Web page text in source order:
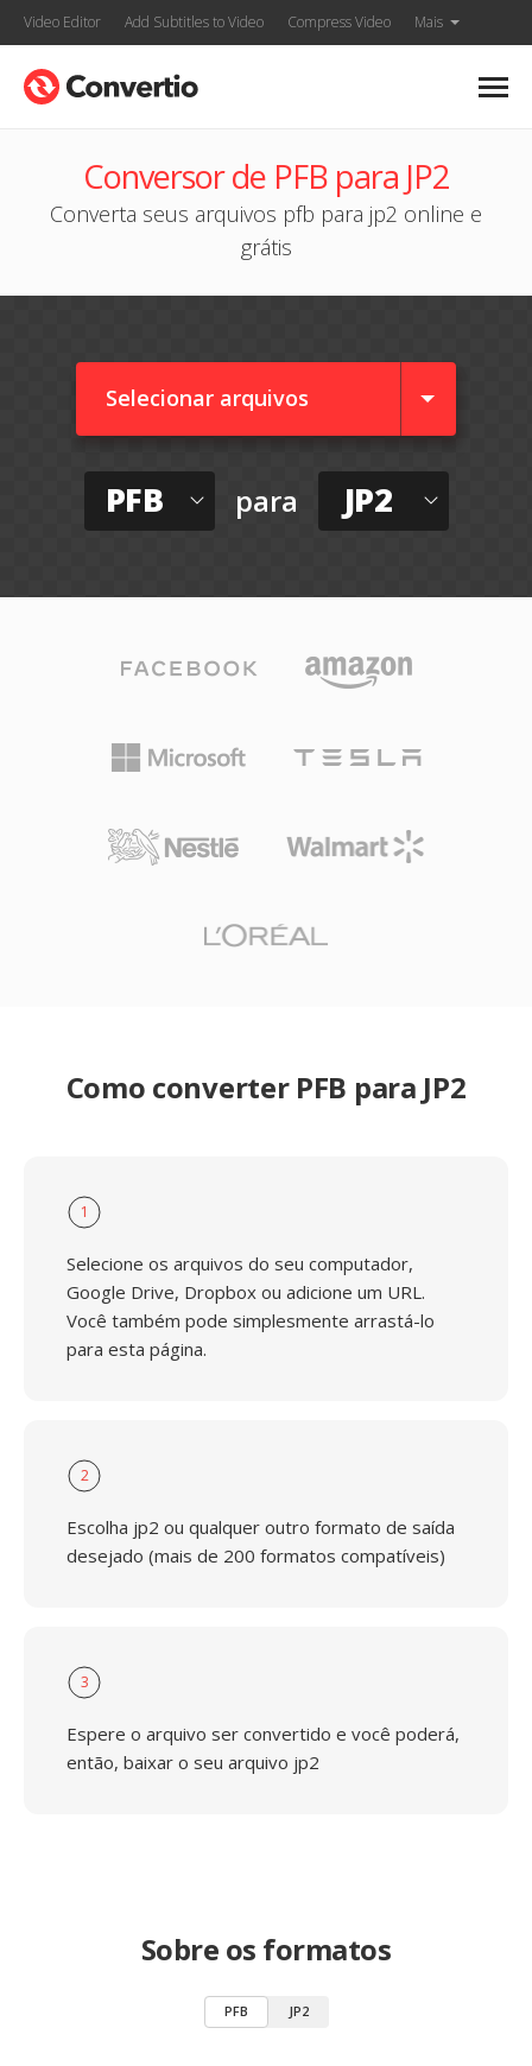
Video Editor Add Subtitles to Video Compress Video Mais
Conversor de PFB para JP2
Converta seus arquivos pfb para jp2 online e
grátis
Selecionar arquivos
PFB para JP2
Como converter PFB para JP2
1
Selecione os arquivos do seu computador,
Google Drive, Dropbox ou adicione um URL.
Você também pode simplesmente arrastá-lo
para esta página.
2
Escolha jp2 ou qualquer outro formato de saída
desejado (mais de 200 formatos compatíveis)
3
Espere o arquivo ser convertido e você poderá,
então, baixar o seu arquivo jp2
Sobre os formatos
PFB JP2